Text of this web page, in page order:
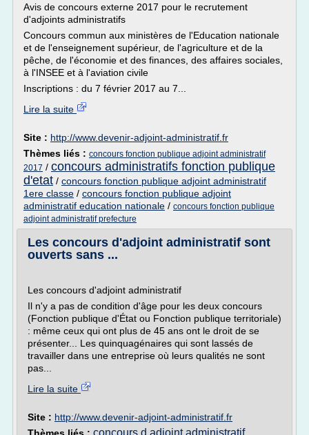
Avis de concours externe 2017 pour le recrutement
d'adjoints administratifs
Concours commun aux ministères de l'Education nationale
et de l'enseignement supérieur, de l'agriculture et de la
pêche, de l'économie et des finances, des affaires sociales,
à l'INSEE et à l'aviation civile
Inscriptions : du 7 février 2017 au 7...
Lire la suite
Site : http://www.devenir-adjoint-administratif.fr
Thèmes liés : concours fonction publique adjoint administratif
2017 / concours administratifs fonction publique
d'etat / concours fonction publique adjoint administratif
1ere classe / concours fonction publique adjoint
administratif education nationale / concours fonction publique
adjoint administratif prefecture
Les concours d'adjoint administratif sont
ouverts sans ...
Les concours d'adjoint administratif
Il n'y a pas de condition d'âge pour les deux concours
(Fonction publique d'État ou Fonction publique territoriale)
: même ceux qui ont plus de 45 ans ont le droit de se
présenter... Les quinquagénaires qui sont lassés de
travailler dans une entreprise où leurs qualités ne sont
pas...
Lire la suite
Site : http://www.devenir-adjoint-administratif.fr
concours d adjoint administratif